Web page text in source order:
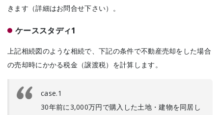
きます（詳細はお問合せ下さい）。
ケーススタディ1
上記相続図のような相続で、下記の条件で不動産売却をした場合
の売却時にかかる税金（譲渡税）を計算します。
case.1
30年前に3,000万円で購入した土地・建物を同居し